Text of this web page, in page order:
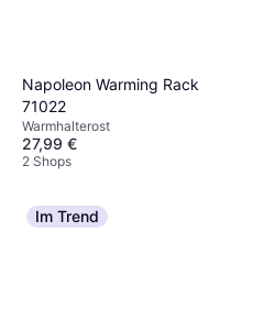
Napoleon Warming Rack
71022
Warmhalterost
27,99 €
2 Shops
Im Trend